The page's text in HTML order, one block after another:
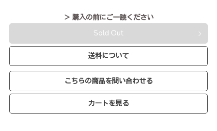
＞ 購入の前にご一読ください
Sold Out
送料について
こちらの商品を問い合わせる
カートを見る